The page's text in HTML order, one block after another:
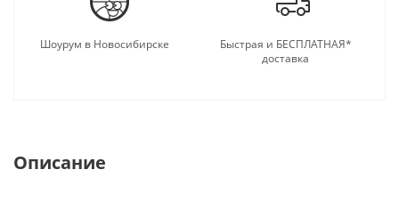
Шоурум в Новосибирске
Быстрая и БЕСПЛАТНАЯ*
доставка
Описание